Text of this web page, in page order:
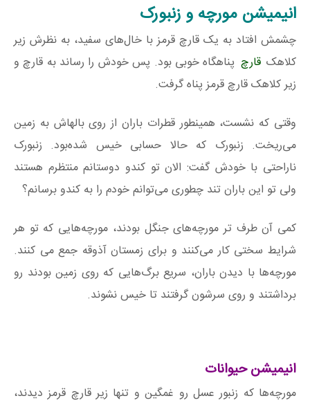
انیمیشن مورچه و زنبورک
چشمش افتاد به یک قارچ قرمز با خال‌های سفید، به نظرش زیر
کلاهک قارچ پناهگاه خوبی بود. پس خودش را رساند به قارچ و
زیر کلاهک قارچ قرمز پناه گرفت.
وقتی که نشست، همینطور قطرات باران از روی بالهاش به زمین
می‌ریخت. زنبورک که حالا حسابی خیس شده‌بود. زنبورک
ناراحتی با خودش گفت: الان تو کندو دوستانم منتظرم هستند
ولی تو این باران تند چطوری می‌توانم خودم را به کندو برسانم؟
کمی آن طرف تر مورچه‌های جنگل بودند، مورچه‌هایی که تو هر
شرایط سختی کار می‌کنند و برای زمستان آذوقه جمع می کنند.
مورچه‌ها با دیدن باران، سریع برگ‌هایی که روی زمین بودند رو
برداشتند و روی سرشون گرفتند تا خیس نشوند.
انیمیشن حیوانات
مورچه‌ها که زنبور عسل رو غمگین و تنها زیر قارچ قرمز دیدند،